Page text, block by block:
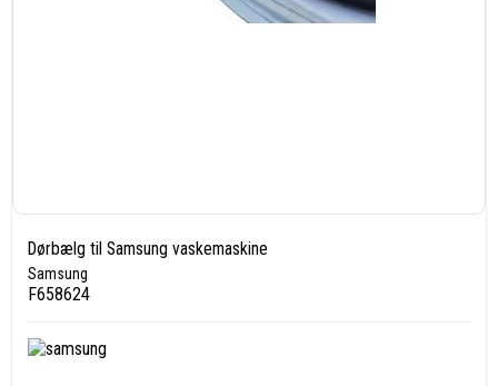
Dørbælg til Samsung vaskemaskine
Samsung
F658624